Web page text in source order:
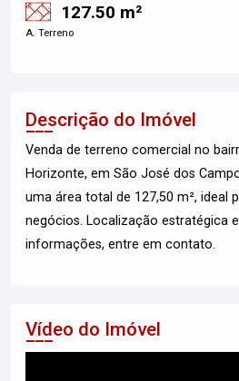
127.50 m²
A. Terreno
Descrição do Imóvel
Venda de terreno comercial no
Horizonte, em São José dos
uma área total de 127,50 m², ideal
negócios. Localização estratégica
informações, entre em contato.
Vídeo do Imóvel